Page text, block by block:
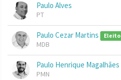
Paulo Alves
PT
Paulo Cezar Martins Eleito
MDB
Paulo Henrique Magalhães
PMN